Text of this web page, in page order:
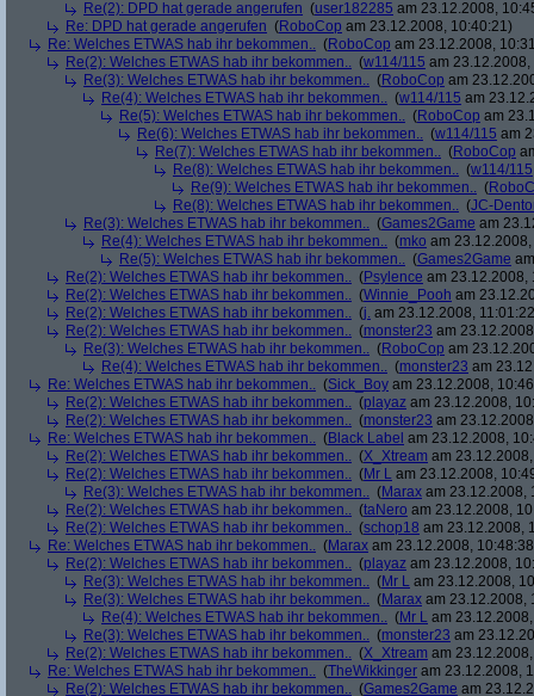
Re(2): DPD hat gerade angerufen (user182285 am 23.12.2008,
Re: DPD hat gerade angerufen (RoboCop am 23.12.2008, 10:40:21)
Re: Welches ETWAS hab ihr bekommen.. (RoboCop am 23.12.2008,
Re(2): Welches ETWAS hab ihr bekommen.. (w114/115 am
Re(3): Welches ETWAS hab ihr bekommen.. (RoboCop am
Re(4): Welches ETWAS hab ihr bekommen.. (w114/115 am
Re(5): Welches ETWAS hab ihr bekommen.. (RoboCop am
Re(6): Welches ETWAS hab ihr bekommen.. (w114/115 am
Re(7): Welches ETWAS hab ihr bekommen.. (RoboCop
Re(8): Welches ETWAS hab ihr bekommen.. (w114/115
Re(9): Welches ETWAS hab ihr bekommen.. (
Re(8): Welches ETWAS hab ihr bekommen.. (JC-
Re(3): Welches ETWAS hab ihr bekommen.. (Games2Game am
Re(4): Welches ETWAS hab ihr bekommen.. (mko am
Re(5): Welches ETWAS hab ihr bekommen.. (Games2Game
Re(2): Welches ETWAS hab ihr bekommen.. (Psylence am 23.12.2008,
Re(2): Welches ETWAS hab ihr bekommen.. (Winnie_Pooh am
Re(2): Welches ETWAS hab ihr bekommen.. (j. am 23.12.2008,
Re(2): Welches ETWAS hab ihr bekommen.. (monster23 am
Re(3): Welches ETWAS hab ihr bekommen.. (RoboCop am
Re(4): Welches ETWAS hab ihr bekommen.. (monster23 am
Re: Welches ETWAS hab ihr bekommen.. (Sick_Boy am 23.12.2008,
Re(2): Welches ETWAS hab ihr bekommen.. (playaz am 23.12.2008,
Re(2): Welches ETWAS hab ihr bekommen.. (monster23 am
Re: Welches ETWAS hab ihr bekommen.. (Black Label am 23.12.2008,
Re(2): Welches ETWAS hab ihr bekommen.. (X_Xtream am
Re(2): Welches ETWAS hab ihr bekommen.. (Mr L am 23.12.2008,
Re(3): Welches ETWAS hab ihr bekommen.. (Marax am 23.12.2008,
Re(2): Welches ETWAS hab ihr bekommen.. (taNero am 23.12.2008,
Re(2): Welches ETWAS hab ihr bekommen.. (schop18 am 23.12.2008,
Re: Welches ETWAS hab ihr bekommen.. (Marax am 23.12.2008,
Re(2): Welches ETWAS hab ihr bekommen.. (playaz am 23.12.2008,
Re(3): Welches ETWAS hab ihr bekommen.. (Mr L am 23.12.2008,
Re(3): Welches ETWAS hab ihr bekommen.. (Marax am 23.12.2008,
Re(4): Welches ETWAS hab ihr bekommen.. (Mr L am
Re(3): Welches ETWAS hab ihr bekommen.. (monster23 am
Re(2): Welches ETWAS hab ihr bekommen.. (X_Xtream am
Re: Welches ETWAS hab ihr bekommen.. (TheWikkinger am 23.12.2008,
Re(2): Welches ETWAS hab ihr bekommen.. (Games2Game am